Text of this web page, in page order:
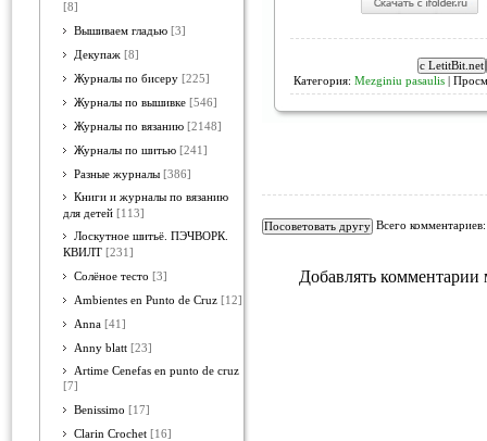
[8]
Вышиваем гладью [3]
Декупаж [8]
Журналы по бисеру [225]
Журналы по вышивке [546]
Журналы по вязанию [2148]
Журналы по шитью [241]
Разные журналы [386]
Книги и журналы по вязанию
для детей [113]
Лоскутное шитьё. ПЭЧВОРК.
КВИЛТ [231]
Солёное тесто [3]
Ambientes en Punto de Cruz [12]
Anna [41]
Anny blatt [23]
Artime Cenefas en punto de cruz
[7]
Benissimo [17]
Clarin Crochet [16]
Категория: Mezginiu pasaulis |
Всего
Добавлять комментарии